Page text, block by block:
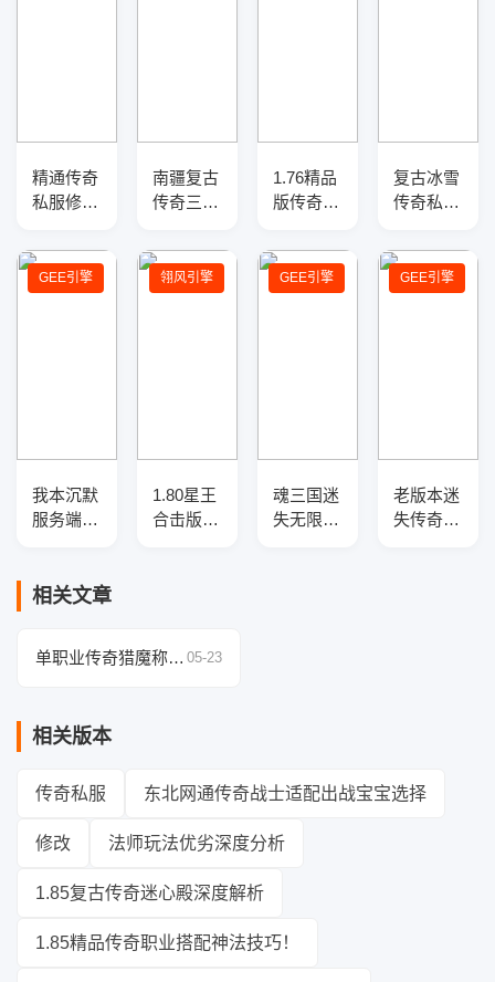
精通传奇
私服修改
解经验倍
率与职业
平衡配置
南疆复古
传奇三职
从复古到
微变-修
复版
1.76精品
版传奇服
古复刻-
重构玩法
平衡
复古冰雪
传奇私服
GM版本
库-三大
陆-天赋
GEE引擎
我本沉默
服务端绿
器铸造-
生肖
翎风引擎
1.80星王
合击版本
GEE引擎
魂三国迷
失无限刀
GEE引擎
老版本迷
失传奇光
相关文章
单职业传奇猎魔称号 05-23
相关版本
传奇私服 东北网通传奇战士适配出战宝宝选择
修改 法师玩法优劣深度分析
1.85复古传奇迷心殿深度解析
1.85精品传奇职业搭配神法技巧！